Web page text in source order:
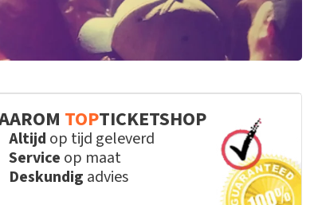
TOPTICKETSHOP
Altijd op tijd geleverd
Service op maat
Deskundig advies